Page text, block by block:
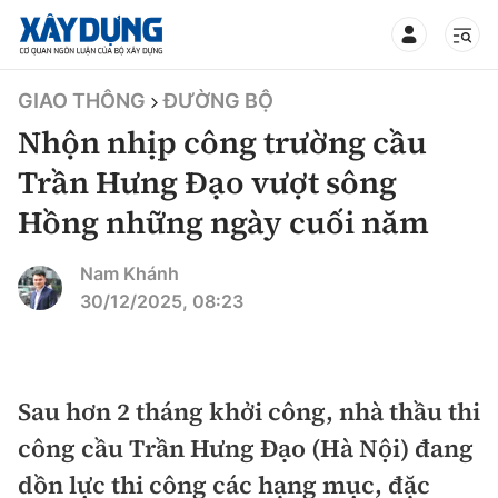
TIN BỘ XÂY DỰNG
CHUYÊN MỤC
Mới nhất
Chính trị
Xã hội
Xây dựng
Chỉ đạo điều hành
Giao thông
GIAO THÔNG ĐƯỜNG BỘ
Nhộn nhịp công trường cầu
Trần Hưng Đạo vượt sông
Hồng những ngày cuối năm
Nam Khánh
30/12/2025, 08:23
Sau hơn 2 tháng khởi công, nhà thầu thi
công cầu Trần Hưng Đạo (Hà Nội) đang
dồn lực thi công các hạng mục, đặc